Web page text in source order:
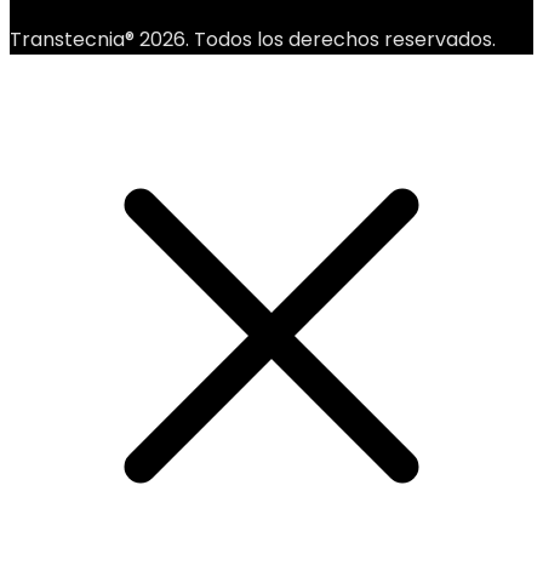
Transtecnia® 2026. Todos los derechos reservados.